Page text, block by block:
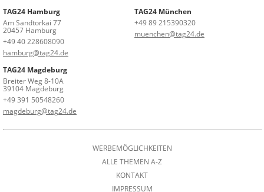
TAG24 Hamburg
Am Sandtorkai 77
20457 Hamburg
+49 40 228608090
hamburg@tag24.de
TAG24 München
+49 89 215390320
muenchen@tag24.de
TAG24 Magdeburg
Breiter Weg 8-10A
39104 Magdeburg
+49 391 50548260
magdeburg@tag24.de
WERBEMÖGLICHKEITEN
ALLE THEMEN A-Z
KONTAKT
IMPRESSUM